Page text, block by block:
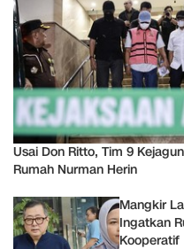
Usai Don Ritto, Tim 9
Rumah Nurman Herin
Mangkir
Ingatkan
Kooperatif